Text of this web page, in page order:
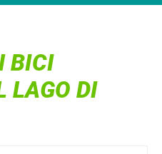
BICI
LAGO DI